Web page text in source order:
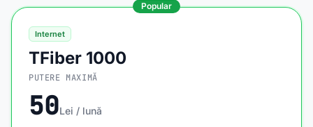
Popular
Internet
TFiber 1000
PUTERE MAXIMĂ
50Lei / lună